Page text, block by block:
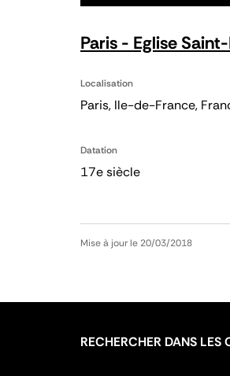
Paris - Eglise
Localisation
Paris, Ile-de-France,
Datation
17e siècle
Mise à jour le 20/03/2018
RECHERCHER DANS LES